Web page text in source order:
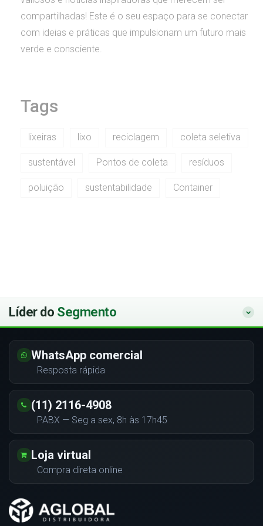
compartilhadas! Este é o seu espaço para se conectar
com ideias e práticas que impulsionam um futuro mais
verde e consciente.
Tags
lixeiras lixo reciclagem coleta seletiva
sustentável Pontos de coleta resíduos
poluição sustentabilidade Container
Líder do Segmento
WhatsApp comercial
Resposta rápida
(11) 2116-4908
PABX — Seg a sex, 8h às 17h45
Loja virtual
Compra direta online